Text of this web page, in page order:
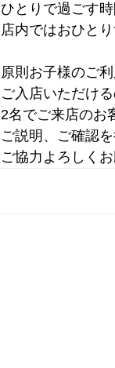
ひとりで過ごす
店内ではおひと
原則お子様のご
ご入店いただけ
2名でご来店のお
ご説明、ご確認
ご協力よろしくお